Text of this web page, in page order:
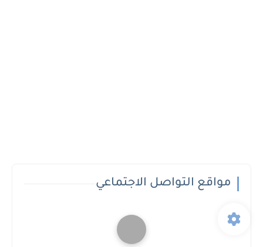
مواقع التواصل الاجتماعي